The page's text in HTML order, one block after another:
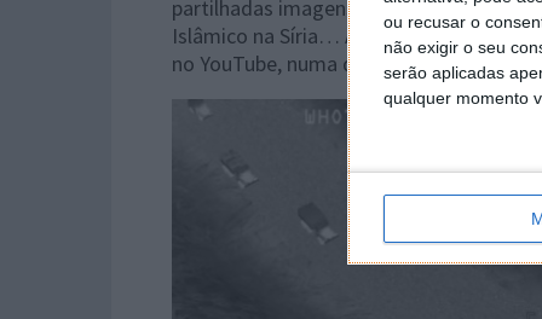
ou recusar o
não exigir o seu
serão aplicadas
qualquer momento
partilhadas imagens que tentam
Islâmico na Síria… A questão é que,
no YouTube, numa demonstração do